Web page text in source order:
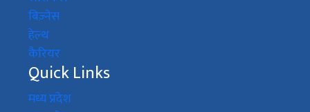
बिज़्नेस
हेल्थ
कैरियर
Quick Links
मध्य प्रदेश